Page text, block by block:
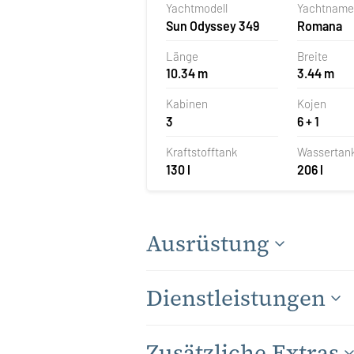
Yachtmodell
Sun Odyssey 349
Yachtname
Romana
Länge
10.34 m
Breite
3.44 m
Kabinen
3
Kojen
6 + 1
Kraftstofftank
130 l 206 l
Ausrüstung
Dienstleistungen